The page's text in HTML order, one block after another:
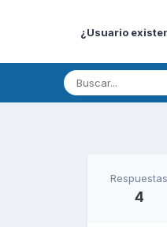
¿Usuario
Respuestas
4